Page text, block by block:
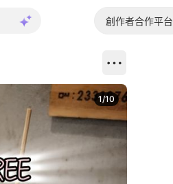
創作者合作平台
1/10